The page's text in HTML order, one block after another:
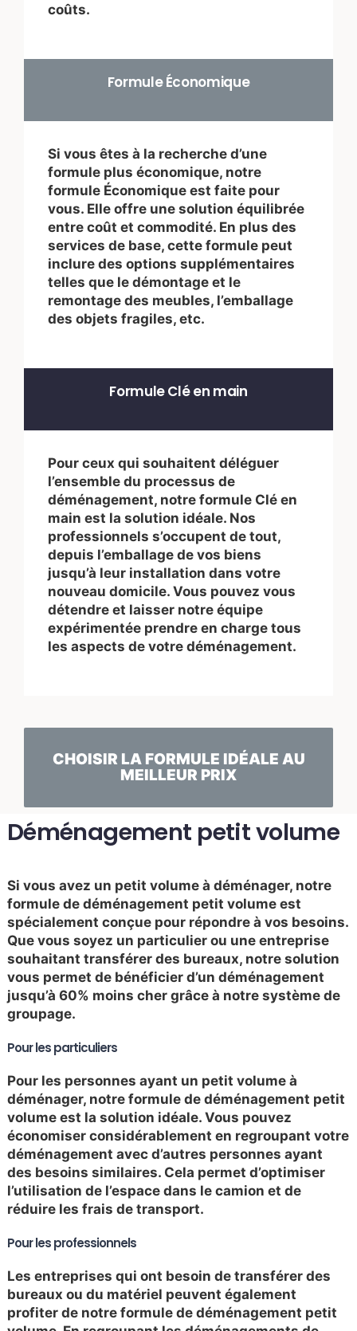
coûts.
Formule Économique
Si vous êtes à la recherche d’une
formule plus économique, notre
formule Économique est faite pour
vous. Elle offre une solution équilibrée
entre coût et commodité. En plus des
services de base, cette formule peut
inclure des options supplémentaires
telles que le démontage et le
remontage des meubles, l’emballage
des objets fragiles, etc.
Formule Clé en main
Pour ceux qui souhaitent déléguer
l’ensemble du processus de
déménagement, notre formule Clé en
main est la solution idéale. Nos
professionnels s’occupent de tout,
depuis l’emballage de vos biens
jusqu’à leur installation dans votre
nouveau domicile. Vous pouvez vous
détendre et laisser notre équipe
expérimentée prendre en charge tous
les aspects de votre déménagement.
CHOISIR LA FORMULE IDÉALE AU
MEILLEUR PRIX
Déménagement petit volume
Si vous avez un petit volume à déménager, notre
formule de déménagement petit volume est
spécialement conçue pour répondre à vos besoins.
Que vous soyez un particulier ou une entreprise
souhaitant transférer des bureaux, notre solution
vous permet de bénéficier d’un déménagement
jusqu’à 60% moins cher grâce à notre système de
groupage.
Pour les particuliers
Pour les personnes ayant un petit volume à
déménager, notre formule de déménagement petit
volume est la solution idéale. Vous pouvez
économiser considérablement en regroupant votre
déménagement avec d’autres personnes ayant
des besoins similaires. Cela permet d’optimiser
l’utilisation de l’espace dans le camion et de
réduire les frais de transport.
Pour les professionnels
Les entreprises qui ont besoin de transférer des
bureaux ou du matériel peuvent également
profiter de notre formule de déménagement petit